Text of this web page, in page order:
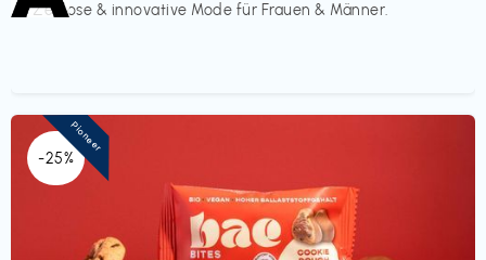
Zeitlose & innovative Mode für Frauen & Männer.
-25%
Pioneer